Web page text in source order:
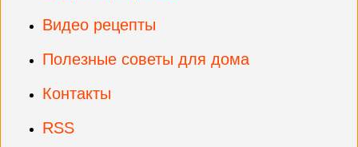
Видео рецепты
Полезные советы для дома
Контакты
RSS